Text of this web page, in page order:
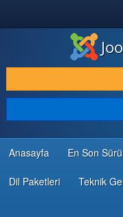
İNDIR & GENIŞLET
KEŞFET & ÖĞREN
TOPLULUK & DESTEK
GELIŞTIRICI KAYNAKLARI
Anasayfa En Son
Dil Paketleri Teknik